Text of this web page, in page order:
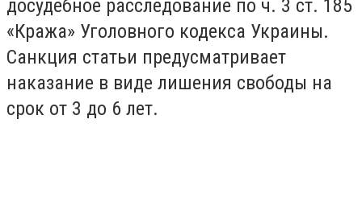
досудебное расследование по ч. 3 ст. 185
«Кража» Уголовного кодекса Украины.
Санкция статьи предусматривает
наказание в виде лишения свободы на
срок от 3 до 6 лет.